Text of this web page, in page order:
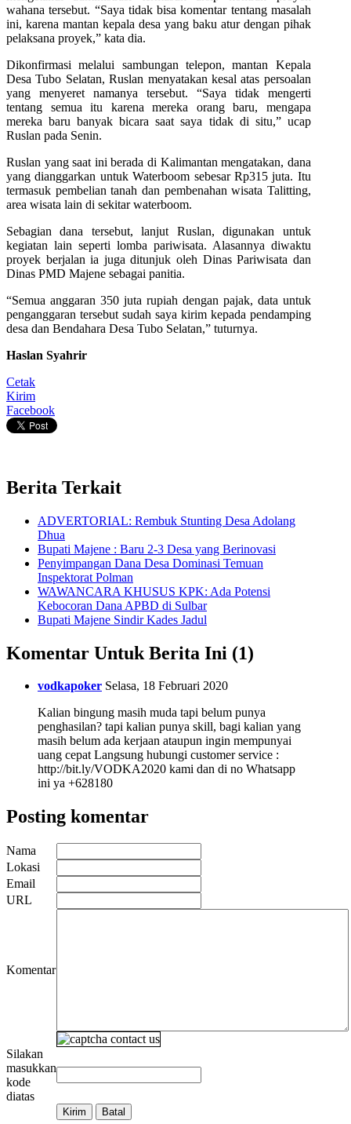
wahana tersebut. “Saya tidak bisa komentar tentang masalah
ini, karena mantan kepala desa yang baku atur dengan pihak
pelaksana proyek,” kata dia.
Dikonfirmasi melalui sambungan telepon, mantan Kepala
Desa Tubo Selatan, Ruslan menyatakan kesal atas persoalan
yang menyeret namanya tersebut. “Saya tidak mengerti
tentang semua itu karena mereka orang baru, mengapa
mereka baru banyak bicara saat saya tidak di situ,” ucap
Ruslan pada Senin.
Ruslan yang saat ini berada di Kalimantan mengatakan, dana
yang dianggarkan untuk Waterboom sebesar Rp315 juta. Itu
termasuk pembelian tanah dan pembenahan wisata Talitting,
area wisata lain di sekitar waterboom.
Sebagian dana tersebut, lanjut Ruslan, digunakan untuk
kegiatan lain seperti lomba pariwisata. Alasannya diwaktu
proyek berjalan ia juga ditunjuk oleh Dinas Pariwisata dan
Dinas PMD Majene sebagai panitia.
“Semua anggaran 350 juta rupiah dengan pajak, data untuk
penganggaran tersebut sudah saya kirim kepada pendamping
desa dan Bendahara Desa Tubo Selatan,” tuturnya.
Haslan Syahrir
Cetak
Kirim
Facebook
Berita Terkait
ADVERTORIAL: Rembuk Stunting Desa Adolang
Dhua
Bupati Majene : Baru 2-3 Desa yang Berinovasi
Penyimpangan Dana Desa Dominasi Temuan
Inspektorat Polman
WAWANCARA KHUSUS KPK: Ada Potensi
Kebocoran Dana APBD di Sulbar
Bupati Majene Sindir Kades Jadul
Komentar Untuk Berita Ini (1)
vodkapoker Selasa, 18 Februari 2020
Kalian bingung masih muda tapi belum punya
penghasilan? tapi kalian punya skill, bagi kalian yang
masih belum ada kerjaan ataupun ingin mempunyai
uang cepat Langsung hubungi customer service :
http://bit.ly/VODKA2020 kami dan di no Whatsapp
ini ya +628180
Posting komentar
Nama
Lokasi
Email
URL
Komentar
Silakan
masukkan
kode
diatas